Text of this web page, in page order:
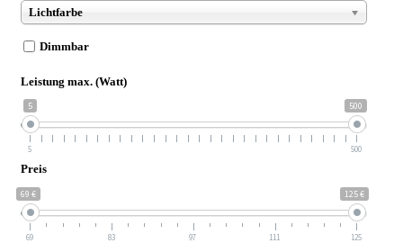
Lichtfarbe
Dimmbar
Leistung max. (Watt)
5 500
5 500
Preis
69 € 125 €
69 83 97 111 125